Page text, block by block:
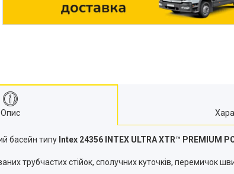
Опис
басейн типу Intex 24356 INTEX ULTRA XTR™ PREMIUM
трубчастих стійок, сполучних куточків, перемичок